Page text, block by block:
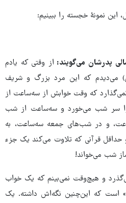
این نمونهٔ خجسته را ببینیم:
پدرشان می‌گویند: از وقتی که یادم
از ۴۰ سال پیش) می‌دیدم که این مرد بزرگ و شریف
که وقت خوابش از سه‌ساعت از
را سر شب می‌خورد و سه‌ساعت از شب
و در شب‌های جمعه سه‌ساعت، به
حداقل قرآنی که تلاوت می‌کند یک جزء
شب می‌خواند!
عمرش می‌گذرد و هیچ‌وقت نمی‌بینم که یک خواب
است که این‌چنین نگه‌اش داشته. یک